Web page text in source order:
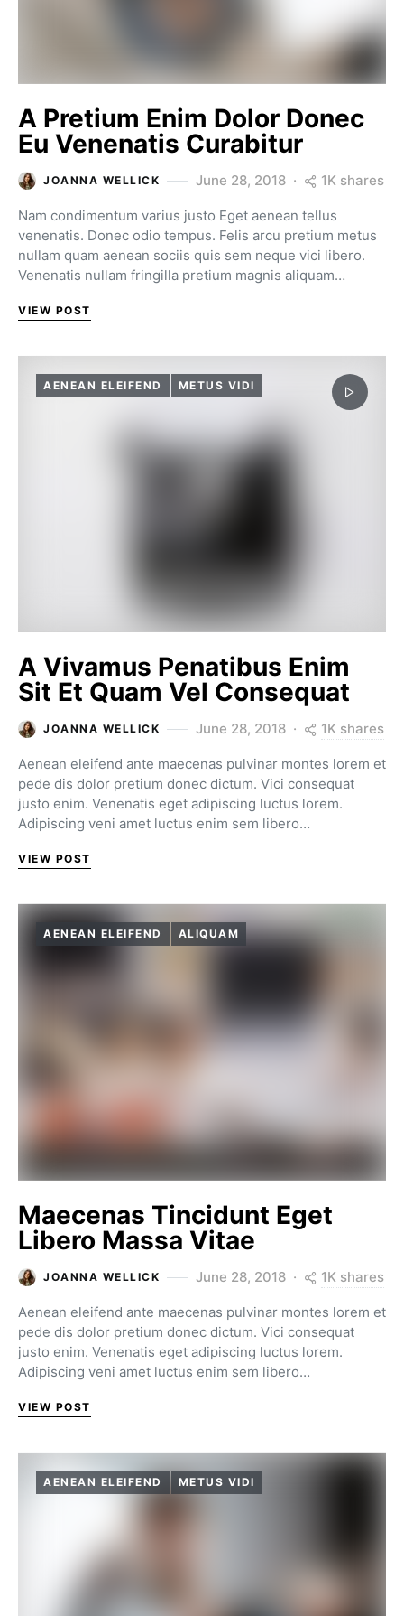
A Pretium Enim Dolor Donec
Eu Venenatis Curabitur
JOANNA WELLICK June 28, 2018 1K shares
Nam condimentum varius justo Eget aenean tellus
venenatis. Donec odio tempus. Felis arcu pretium metus
nullam quam aenean sociis quis sem neque vici libero.
Venenatis nullam fringilla pretium magnis aliquam…
VIEW POST
AENEAN ELEIFEND METUS VIDI
A Vivamus Penatibus Enim
Sit Et Quam Vel Consequat
JOANNA WELLICK June 28, 2018 1K shares
Aenean eleifend ante maecenas pulvinar montes lorem et
pede dis dolor pretium donec dictum. Vici consequat
justo enim. Venenatis eget adipiscing luctus lorem.
Adipiscing veni amet luctus enim sem libero…
VIEW POST
AENEAN ELEIFEND ALIQUAM
Maecenas Tincidunt Eget
Libero Massa Vitae
JOANNA WELLICK June 28, 2018 1K shares
Aenean eleifend ante maecenas pulvinar montes lorem et
pede dis dolor pretium donec dictum. Vici consequat
justo enim. Venenatis eget adipiscing luctus lorem.
Adipiscing veni amet luctus enim sem libero…
VIEW POST
AENEAN ELEIFEND METUS VIDI